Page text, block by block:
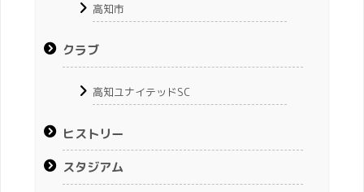
高知市
クラブ
高知ユナイテッドSC
ヒストリー
スタジアム